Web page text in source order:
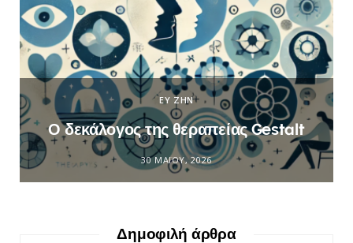
ΕΥ ΖΗΝ
Ο δεκάλογος της θεραπείας Gestalt
30 ΜΑΪ́ΟΥ, 2026
Δημοφιλή άρθρα